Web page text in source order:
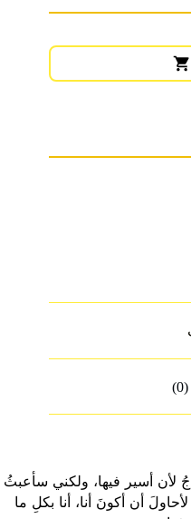
لأن أسير فيها، ولكني سأعبثُ
أن أكونَ أنا، أنا بكلِ ما